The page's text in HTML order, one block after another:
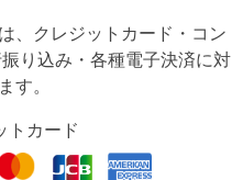
、クレジットカード・コン
振り込み・各種電子決済に対
す。
トカード